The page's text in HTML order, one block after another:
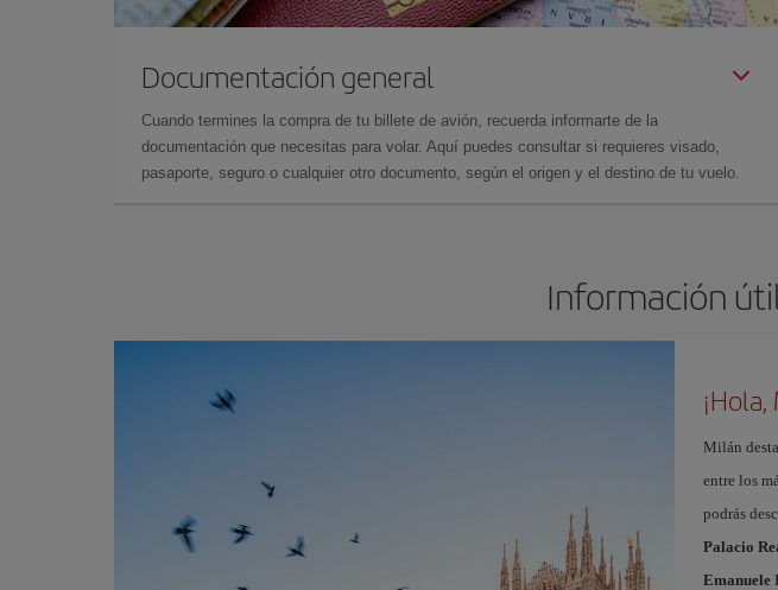
Documentación general
Cuando termines la compra de tu billete de avión, recuerda informarte de la
documentación que necesitas para volar. Aquí puedes consultar si requieres visado,
pasaporte, seguro o cualquier otro documento, según el origen y el destino de tu vuelo.
Información
Milán
entre los
podrás
Palacio
Emanuele